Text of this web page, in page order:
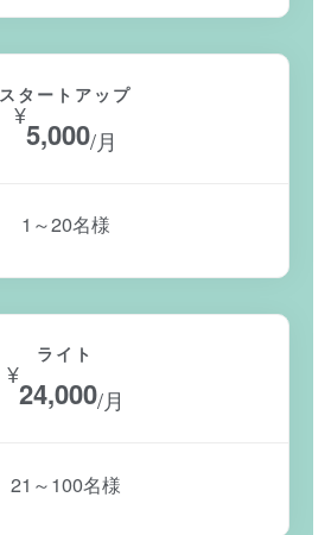
スタートアップ
¥
5,000/月
1～20名様
ライト
¥
24,000/月
21～100名様